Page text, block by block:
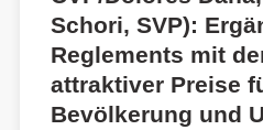
Schori, SVP):
Reglements mit
attraktiver Preise
Bevölkerung und